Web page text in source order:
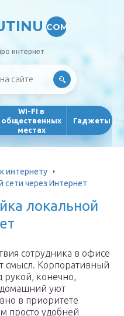
COM
интернет
WI-FI в
общественных
местах
Гаджеты
интернету
сети через Интернет
локальной
сотрудника в офисе
смысл. Корпоративный
рукой, конечно,
домашний уют
в приоритете
просто удобней